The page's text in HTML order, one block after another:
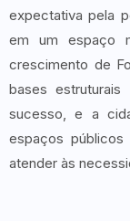
expectativa pela
em um espaço
crescimento de
bases
sucesso, e a
espaços
atender às